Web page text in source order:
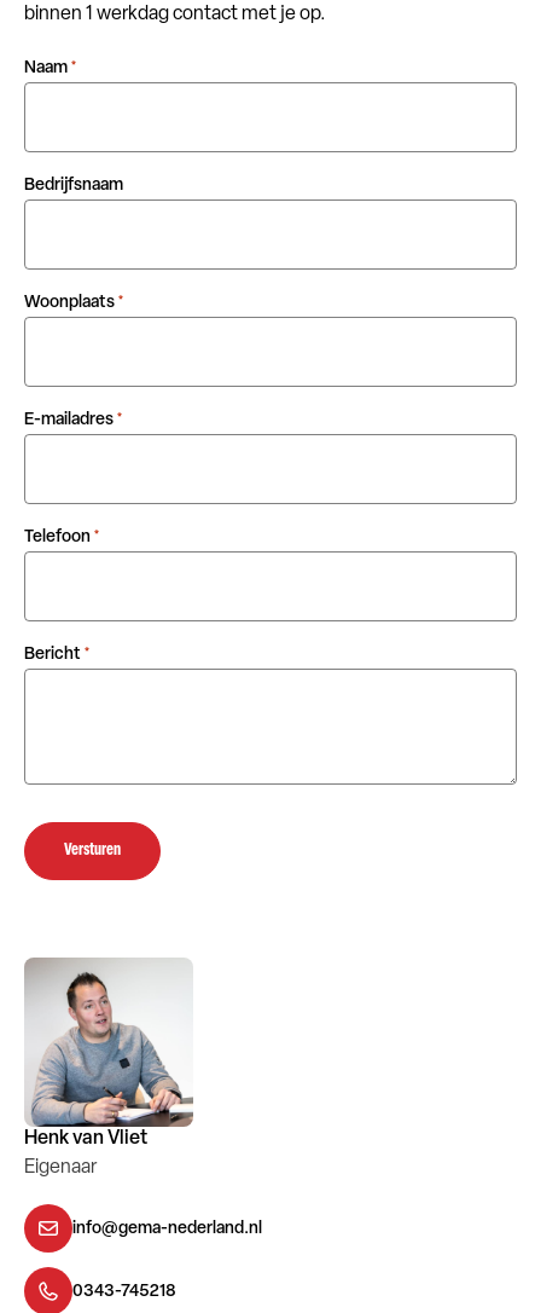
Henk van Vliet
Eigenaar
info@gema-nederland.nl
0343-745218
binnen 1 werkdag contact met je op.
Naam *
Bedrijfsnaam
Woonplaats *
E-mailadres *
Telefoon *
Bericht *
Versturen